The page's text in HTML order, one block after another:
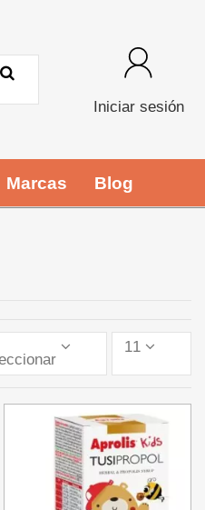
Iniciar sesión
Marcas Blog
11